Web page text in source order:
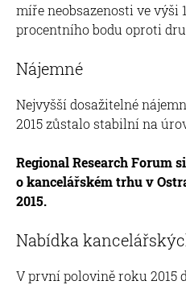
míře neobsazenosti ve výši
procentního bodu oproti
Nájemné
Nejvyšší dosažitelné
2015 zůstalo stabilní na
Regional Research Forum
o kancelářském trhu v
2015.
Nabídka
V první polovině roku 2015